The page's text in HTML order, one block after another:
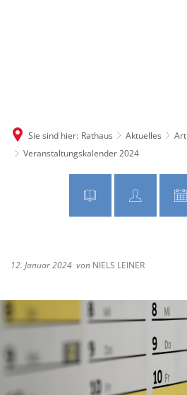
Sie sind hier: Rathaus Aktuelles
Veranstaltungskalender 2024
12. Januar 2024 von NIELS LEINER